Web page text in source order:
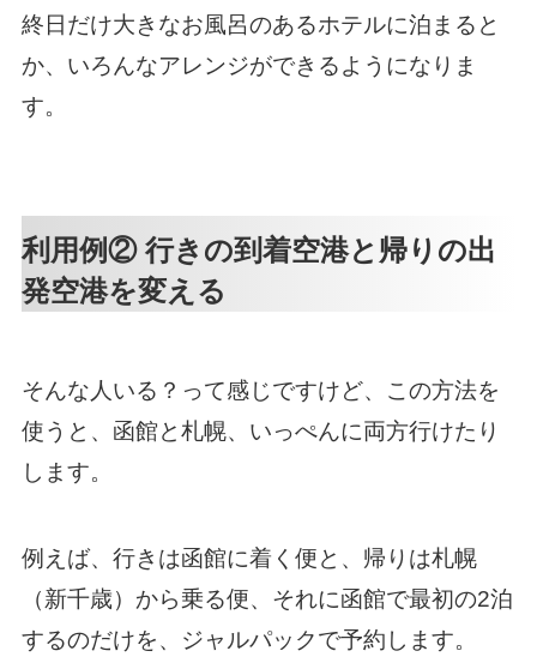
終日だけ大きなお風呂のあるホテルに泊まると
か、いろんなアレンジができるようになりま
す。
利用例② 行きの到着空港と帰りの出
発空港を変える
そんな人いる？って感じですけど、この方法を
使うと、函館と札幌、いっぺんに両方行けたり
します。
例えば、行きは函館に着く便と、帰りは札幌
（新千歳）から乗る便、それに函館で最初の2泊
するのだけを、ジャルパックで予約します。